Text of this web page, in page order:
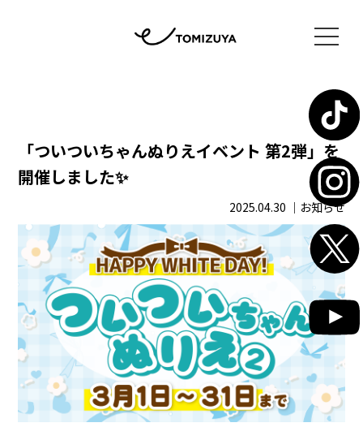
「ついついちゃんぬりえイベント 第2弾」を
開催しました✨
2025.04.30 ｜お知らせ